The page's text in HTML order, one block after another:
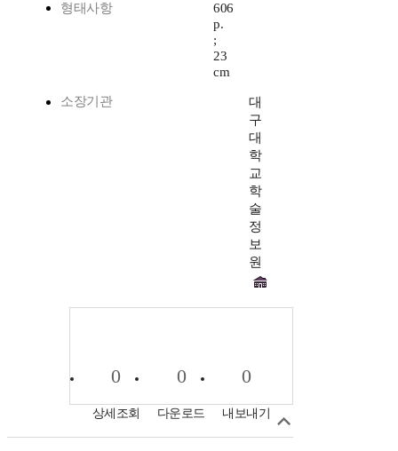
형태사항
606
p.
;
23
cm
소장기관
대
구
대
학
교
학
술
정
보
원
0
상세조회
0
다운로드
0
내보내기